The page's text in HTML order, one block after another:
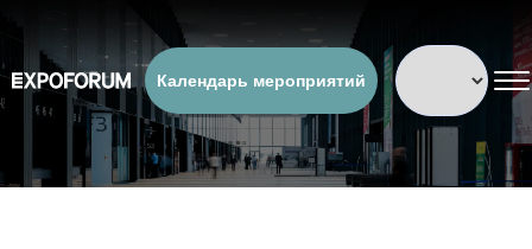
Календарь мероприятий